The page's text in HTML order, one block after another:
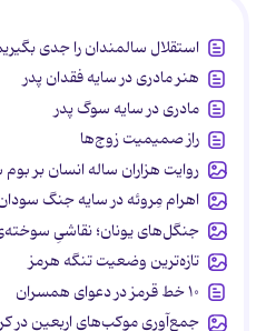
استقلال سالمندان را جدی
هنر مادری در سایه‌ فقدان پدر
مادری در سایه سوگ پدر
راز صمیمیت زوج‌ها
روایت هزاران ساله انسان بر
اهرام مِروئه در سایه جنگ
جنگل‌های یونان؛ نقاشیِ
تازه‌ترین وضعیت تنگه هرمز
۱۰ خط قرمز در دعوای همسران
جمع‌آوری موکب‌های اربعین در